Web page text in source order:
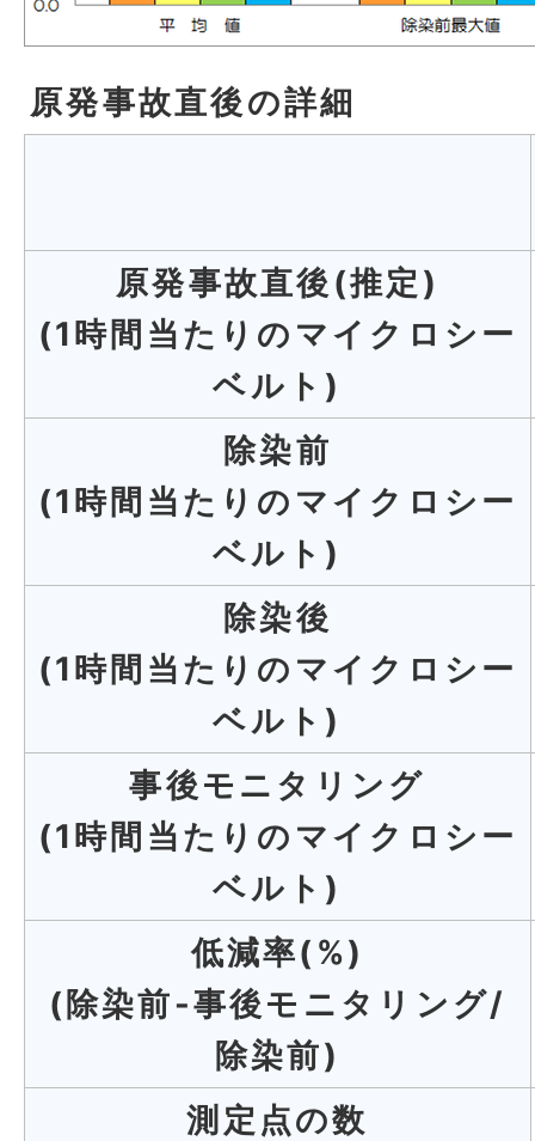
原発事故直後の詳細
原発事故直後(推定)
(1時間当たりのマイクロシー
ベルト)
除染前
(1時間当たりのマイクロシー
ベルト)
除染後
(1時間当たりのマイクロシー
ベルト)
事後モニタリング
(1時間当たりのマイクロシー
ベルト)
低減率(%)
(除染前-事後モニタリング/
除染前)
測定点の数